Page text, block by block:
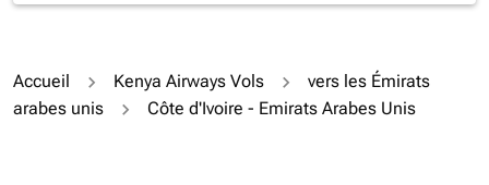
Accueil Kenya Airways Vols
vers les Émirats
arabes unis
Côte d'Ivoire - Emirats Arabes Unis